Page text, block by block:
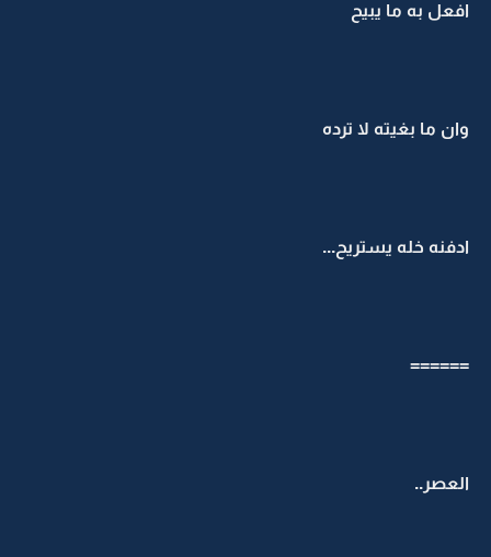
افعل به ما يبيح
وان ما بغيته لا ترده
ادفنه خله يستريح...
======
العصر..